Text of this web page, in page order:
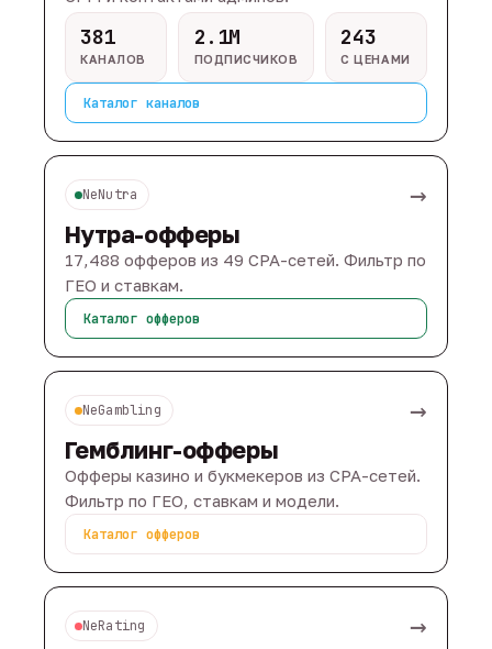
381
КАНАЛОВ
2.1M
ПОДПИСЧИКОВ
243
С ЦЕНАМИ
Каталог каналов
NeNutra →
Нутра-офферы
17,488 офферов из 49 CPA-сетей. Фильтр по
ГЕО и ставкам.
Каталог офферов
NeGambling →
Гемблинг-офферы
Офферы казино и букмекеров из CPA-сетей.
Фильтр по ГЕО, ставкам и модели.
Каталог офферов
NeRating →